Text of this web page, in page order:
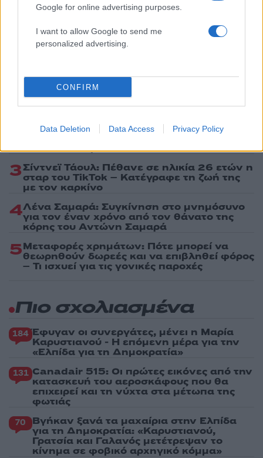
Google for online advertising purposes.
I want to allow Google to send me
personalized advertising.
CONFIRM
Data Deletion Data Access Privacy Policy
Πιο δημοφιλή
τροχαίο με νεκρούς μητέρα και γιο – Ο
οδηγός του φορτηγού κατέγραψε τη
σύγκρουση
απολογηθεί την Τρίτη – «Είναι αθώα,
100.000 άτομα»
3Σίντνεϊ Τάουλ: Πέθανε σε ηλικία 26 ετών η
σταρ του TikTok – Kατέγραφε τη ζωή της
με τον καρκίνο
4Λένα Σαμαρά: Συγκίνηση στο μνημόσυνο
για τον έναν χρόνο από τον θάνατο της
κόρης του Αντώνη Σαμαρά
5Μεταφορές χρημάτων: Πότε μπορεί να
θεωρηθούν δωρεές και να επιβληθεί φόρος
– Τι ισχυεί για τις γονικές παροχές
Πιο σχολιασμένα
184 Έφυγαν οι συνεργάτες, μένει η Μαρία
Καρυστιανού - Η επόμενη μέρα για την
«Ελπίδα για τη Δημοκρατία»
131 Canadair 515: Οι πρώτες εικόνες από την
κατασκευή του αεροσκάφους που θα
επιχειρεί και τη νύχτα στα μέτωπα της
φωτιάς
70 Βγήκαν ξανά τα μαχαίρια στην Ελπίδα
για τη Δημοκρατία: «Καρυστιανού,
Γρατσία και Γαλανός μετέτρεψαν το
κίνημα σε φοβικό αρχηγικό κόμμα»